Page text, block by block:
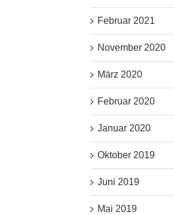
Februar 2021
November 2020
März 2020
Februar 2020
Januar 2020
Oktober 2019
Juni 2019
Mai 2019